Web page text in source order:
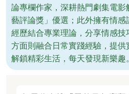
論專欄作家，深耕熱門劇集電
藝評論獎」優選；此外擁有情
經歷結合專業理論，分享情感
方面則融合日常實踐經驗，提
解鎖精彩生活，每天發現新樂趣。